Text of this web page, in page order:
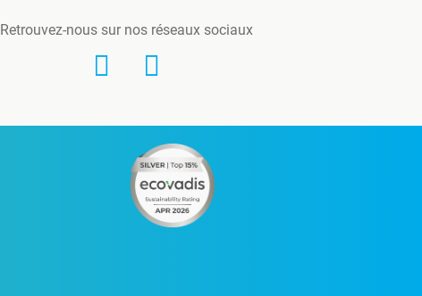
Retrouvez-nous sur nos réseaux sociaux